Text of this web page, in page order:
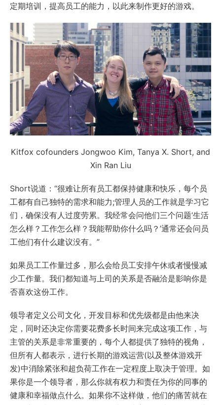
定期培训，提高员工的能力，以此来制作更好的游戏。
Kitfox cofounders Jongwoo Kim, Tanya X. Short, and
Xin Ran Liu
Short说道：“很难让所有员工都保持健康和快乐，每个员
工都有自己独特的需求和能力;管理人员的工作就是学习它
们，确保没有人过度劳累。我经常会问他们三个问题‘生活
怎么样？工作怎么样？我能帮助你什么吗？’通常还会问员
工他们有什么建议没有。”
如果员工工作量过多，那么会给员工安排午休或者慢慢减
少工作量。我们都知道与上司的关系是否融洽是影响你是
否喜欢这份工作。
领导者定义公司文化，开发目标和优先级都是由他来决
定，同时还决定你需要花费多长时间来完成这项工作，与
主管的关系是非常重要的，每个人都提供了独特的视角，
但所有人都表示，进行长期的游戏运营(以及整体游戏开
发)中消除紧张和超负荷工作在一定程度上取决于管理。如
果你是一个领导者，那么你就有权力和责任为你的同事的
健康和幸福做点什么。如果你不这样做，他们的痛苦就在